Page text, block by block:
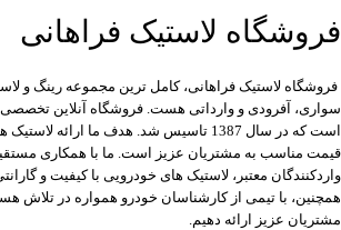
فروشگاه لاستیک فراهانی
فروشگاه لاستیک فراهانی، کامل ترین مجموعه رینگ و
سواری، آفرودی و وارداتی هست. فروشگاه آنلاین تخصصی
است که در سال 1387 تاسیس شد. هدف ما ارائه
قیمت مناسب به مشتریان عزیز است. ما با همکاری مستقیم
واردکنندگان معتبر، لاستیک های خودرویی با کیفیت و
همچنین، با تیمی از کارشناسان خودرو همواره در تلاش
مشتریان عزیز ارائه دهیم.